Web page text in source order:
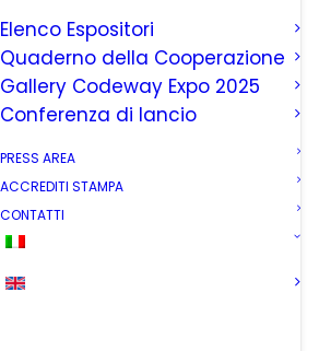
Elenco Espositori
Quaderno della Cooperazione
Gallery Codeway Expo 2025
Conferenza di lancio
PRESS AREA
ACCREDITI STAMPA
CONTATTI